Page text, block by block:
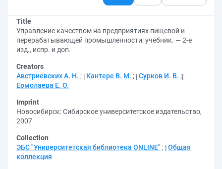
Title
Управление качеством на предприятиях пищевой и
перерабатывающей промышленности: учебник. — 2-е
изд., испр. и доп.
Creators
Австриевских А. Н. ; Кантере В. М. ; Сурков И. В. ;
Ермолаева Е. О.
Imprint
Новосибирск: Сибирское университетское издательство,
2007
Collection
ЭБС "Университетская библиотека ONLINE" ; Общая
коллекция